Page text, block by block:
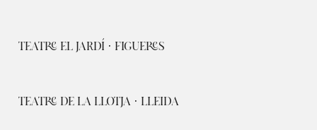
TEATRE EL JARDÍ · FIGUERES
TEATRE DE LA LLOTJA · LLEIDA